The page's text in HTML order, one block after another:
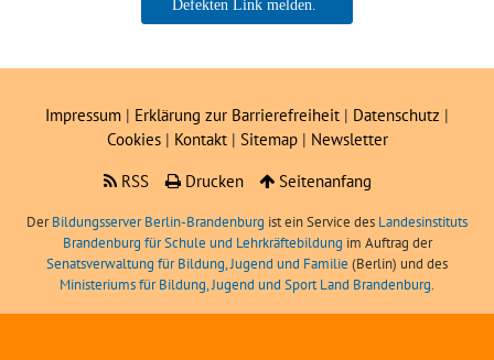
Jan Steckmeister
Impressum | Erklärung zur Barrierefreiheit | Datenschutz |
Cookies| Kontakt | Sitemap| Newsletter
RSS
Drucken Seitenanfang
DerBildungsserver Berlin-Brandenburg ist ein Service des Landesinstituts
Brandenburg für Schule und Lehrkräftebildung im Auftrag der
Senatsverwaltung für Bildung, Jugend und Familie (Berlin) und des
Ministeriums für Bildung, Jugend und Sport Land Brandenburg.